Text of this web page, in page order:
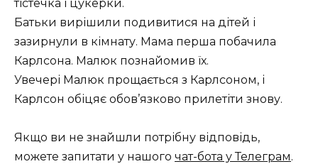
тістечка і цукерки.
Батьки вирішили подивитися на дітей і
зазирнули в кімнату. Мама перша побачила
Карлсона. Малюк познайомив їх.
Увечері Малюк прощається з Карлсоном, і
Карлсон обіцяє обов’язково прилетіти знову.
Якщо ви не знайшли потрібну відповідь,
можете запитати у нашого чат-бота у Телеграм.